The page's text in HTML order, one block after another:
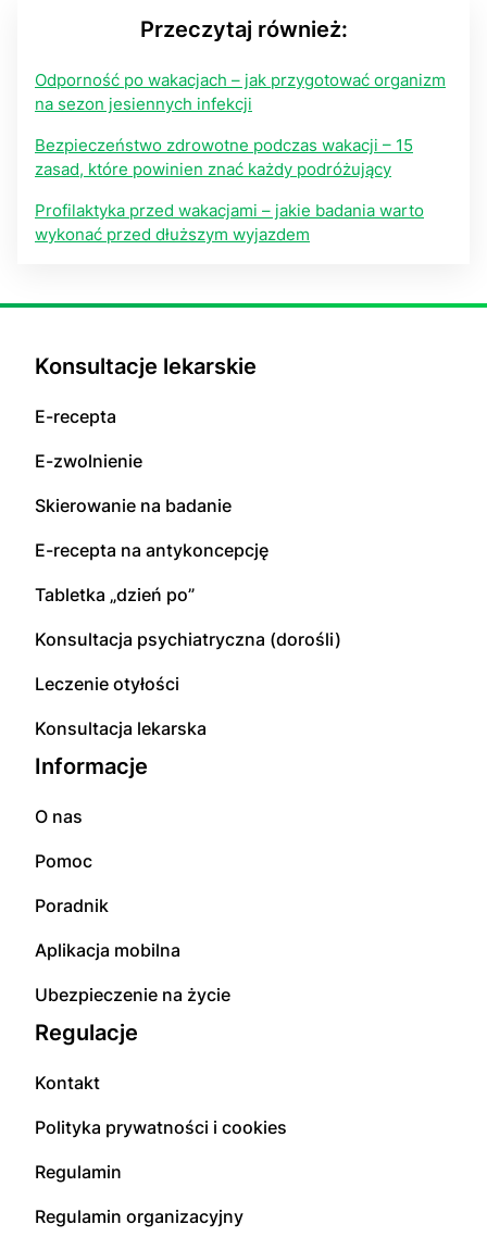
Przeczytaj również:
Odporność po wakacjach – jak przygotować organizm
na sezon jesiennych infekcji
Bezpieczeństwo zdrowotne podczas wakacji – 15
zasad, które powinien znać każdy podróżujący
Profilaktyka przed wakacjami – jakie badania warto
wykonać przed dłuższym wyjazdem
Konsultacje lekarskie
E-recepta
E-zwolnienie
Skierowanie na badanie
E-recepta na antykoncepcję
Tabletka „dzień po”
Konsultacja psychiatryczna (dorośli)
Leczenie otyłości
Konsultacja lekarska
Informacje
O nas
Pomoc
Poradnik
Aplikacja mobilna
Ubezpieczenie na życie
Regulacje
Kontakt
Polityka prywatności i cookies
Regulamin
Regulamin organizacyjny